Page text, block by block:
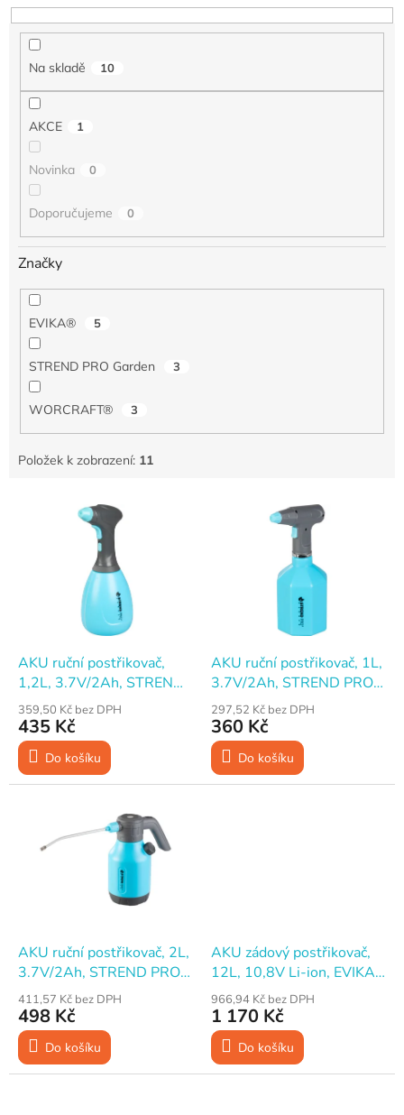
u
Na skladě 10
AKCE 1
Novinka 0
Doporučujeme 0
Značky
EVIKA® 5
STREND PRO Garden 3
WORCRAFT® 3
Položek k zobrazení: 11
dAKU ruční postřikovač,
1,2L, 3.7V/2Ah, STREND
PRO Garden
359,50 Kč bez DPH
435 Kč
Do košíku
AKU ruční postřikovač, 1L,
3.7V/2Ah, STREND PRO
Garden
297,52 Kč bez DPH
360 Kč
Do košíku
AKU ruční postřikovač, 2L,
3.7V/2Ah, STREND PRO
Garden
411,57 Kč bez DPH
498 Kč
Do košíku
AKU zádový postřikovač,
12L, 10,8V Li-ion, EVIKA
EJ120S
966,94 Kč bez DPH
1 170 Kč
Do košíku